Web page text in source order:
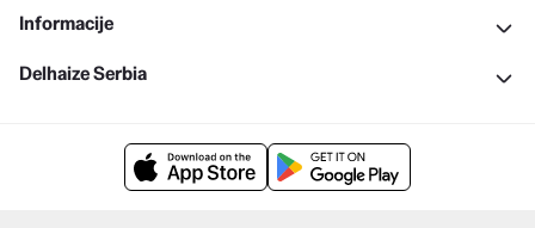
Informacije
Delhaize Serbia